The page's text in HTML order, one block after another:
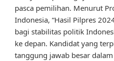
pasca pemilihan. Menurut
Indonesia, “Hasil Pilpres
bagi stabilitas politik
ke depan. Kandidat yang
tanggung jawab besar